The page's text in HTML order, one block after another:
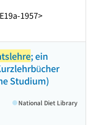
1957>
; ein
Studium)
National Diet Library